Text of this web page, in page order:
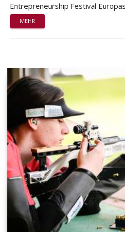
Entrepreneurship Festival
MEHR